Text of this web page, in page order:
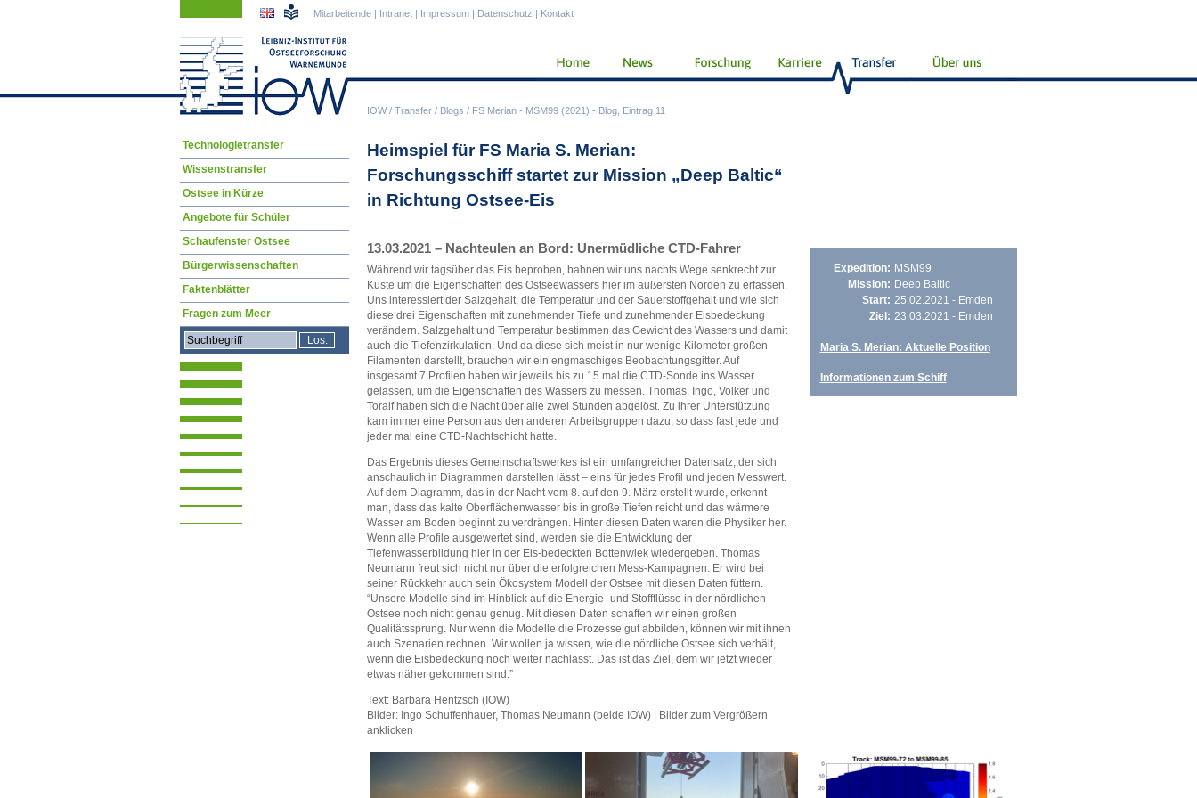
IOW/ Transfer / Blogs / FS Merian - MSM99 (2021) - Blog, Eintrag 11
Mitarbeitende | Intranet | Impressum | Datenschutz | Kontakt
Heimspiel für FS Maria S. Merian:
Forschungsschiff startet zur Mission „Deep Baltic“
in Richtung Ostsee-Eis
13.03.2021 – Nachteulen an Bord: Unermüdliche CTD-Fahrer
Während wir tagsüber das Eis beproben, bahnen wir uns nachts Wege senkrecht zur
Küste um die Eigenschaften des Ostseewassers hier im äußersten Norden zu erfassen.
Uns interessiert der Salzgehalt, die Temperatur und der Sauerstoffgehalt und wie sich
diese drei Eigenschaften mit zunehmender Tiefe und zunehmender Eisbedeckung
verändern. Salzgehalt und Temperatur bestimmen das Gewicht des Wassers und damit
auch die Tiefenzirkulation. Und da diese sich meist in nur wenige Kilometer großen
Filamenten darstellt, brauchen wir ein engmaschiges Beobachtungsgitter. Auf
insgesamt 7 Profilen haben wir jeweils bis zu 15 mal die CTD-Sonde ins Wasser
gelassen, um die Eigenschaften des Wassers zu messen. Thomas, Ingo, Volker und
Toralf haben sich die Nacht über alle zwei Stunden abgelöst. Zu ihrer Unterstützung
kam immer eine Person aus den anderen Arbeitsgruppen dazu, so dass fast jede und
jeder mal eine CTD-Nachtschicht hatte.
Das Ergebnis dieses Gemeinschaftswerkes ist ein umfangreicher Datensatz, der sich
anschaulich in Diagrammen darstellen lässt – eins für jedes Profil und jeden Messwert.
Auf dem Diagramm, das in der Nacht vom 8. auf den 9. März erstellt wurde, erkennt
man, dass das kalte Oberflächenwasser bis in große Tiefen reicht und das wärmere
Wasser am Boden beginnt zu verdrängen. Hinter diesen Daten waren die Physiker her.
Wenn alle Profile ausgewertet sind, werden sie die Entwicklung der
Tiefenwasserbildung hier in der Eis-bedeckten Bottenwiek wiedergeben. Thomas
Neumann freut sich nicht nur über die erfolgreichen Mess-Kampagnen. Er wird bei
seiner Rückkehr auch sein Ökosystem Modell der Ostsee mit diesen Daten füttern.
“Unsere Modelle sind im Hinblick auf die Energie- und Stoffflüsse in der nördlichen
Ostsee noch nicht genau genug. Mit diesen Daten schaffen wir einen großen
Qualitätssprung. Nur wenn die Modelle die Prozesse gut abbilden, können wir mit ihnen
auch Szenarien rechnen. Wir wollen ja wissen, wie die nördliche Ostsee sich verhält,
wenn die Eisbedeckung noch weiter nachlässt. Das ist das Ziel, dem wir jetzt wieder
etwas näher gekommen sind.”
Text: Barbara Hentzsch (IOW)
Bilder: Ingo Schuffenhauer, Thomas Neumann (beide IOW) | Bilder zum Vergrößern
anklicken
Expedition: MSM99
Mission: Deep Baltic
Start: 25.02.2021 - Emden
Ziel: 23.03.2021 - Emden
Maria S. Merian: Aktuelle Position
Informationen zum Schiff
Navigation
überspringen
Technologietransfer
Wissenstransfer
Ostsee in Kürze
Angebote für Schüler
Schaufenster Ostsee
Bürgerwissenschaften
Faktenblätter
Fragen zum Meer